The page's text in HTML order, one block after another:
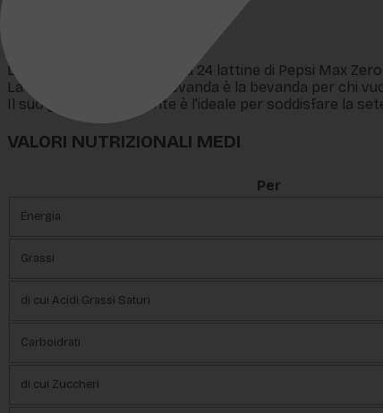
La confezione Maxi Pack da 24 lattine di Pepsi Max
La Pepsi Max Zero è la bevanda è la bevanda per chi
Il suo gusto rinfrescante è l'ideale per soddisfare la
VALORI NUTRIZIONALI MEDI
Per
Energia
Grassi
di cui Acidi Grassi Saturi
Carboidrati
di cui Zuccheri